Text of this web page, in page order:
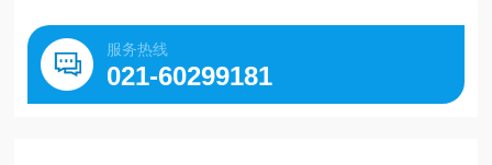
服务热线
021-60299181